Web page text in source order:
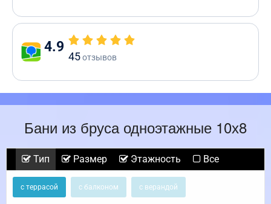
4.9
45отзывов
Бани из бруса одноэтажные 10х8
Тип Размер Этажность Все
с террасой с балконом с верандой